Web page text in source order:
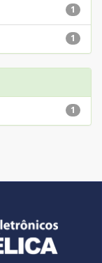
1
1
1